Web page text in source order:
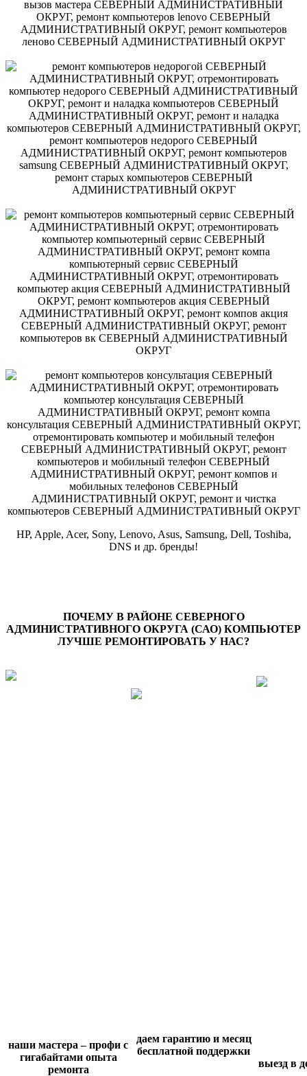
HP, Apple, Acer, Sony, Lenovo, Asus, Samsung, Dell, Toshiba,
DNS и др. бренды!
ПОЧЕМУ В РАЙОНЕ СЕВЕРНОГО
АДМИНИСТРАТИВНОГО ОКРУГА (САО) КОМПЬЮТЕР
ЛУЧШЕ РЕМОНТИРОВАТЬ У НАС?
наши мастера – профи с
гигабайтами опыта
ремонта
даем гарантию и месяц
бесплатной поддержки
выезд в